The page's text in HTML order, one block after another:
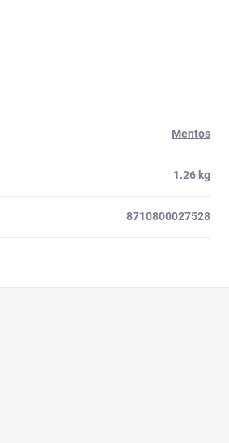
Mentos
1.26 kg
8710800027528